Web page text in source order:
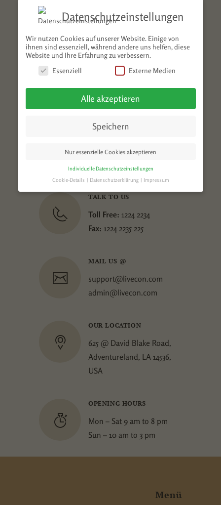
OPENING HOURS
Sun – 10 am to 3 pm
TYPE 4
TALK TO US
Toll Free: 1224 2234
Fax: 1224 2235 225
MAIL US @
support@livecon.com
admin@livecon.com
OUR LOCATION
625 @ David Blake Road,
Adventureland, LA 14536,
USA
OPENING HOURS
Mon – Sat 9 am to 8 pm
Sun – 10 am to 3 pm
Menü
Datenschutzeinstellungen
Wir nutzen Cookies auf unserer Website. Einige von
ihnen sind essenziell, während andere uns helfen, diese
Website und Ihre Erfahrung zu verbessern.
Essenziell
Externe Medien
Alle akzeptieren
Speichern
Nur essenzielle Cookies akzeptieren
Individuelle Datenschutzeinstellungen
Cookie-Details
Datenschutzerklärung Impressum
Datenschutzeinstellungen
Hier finden Sie eine Übersicht über alle
verwendeten Cookies. Sie können Ihre
Einwilligung zu ganzen Kategorien geben oder
sich weitere Informationen anzeigen lassen und
Alle akzeptieren
Zurück Nur essenzielle Cookies akzeptieren
sind für die einwandfreie Funktion der Website erforderlich.
Cookie-Informationen anzeigen
Externe Medien (5)
keiner manuellen Einwilligung mehr.